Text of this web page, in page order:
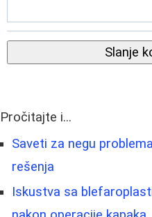
Slanje
Pročitajte i...
Saveti za negu
rešenja
Iskustva sa